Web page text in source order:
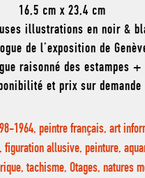
16,5 cm x 23,4 cm
illustrations en noir &
de l’exposition de
raisonné des estampes
et prix sur demande
1964, peintre français, art
figuration allusive, peinture,
tachisme, Otages, natures